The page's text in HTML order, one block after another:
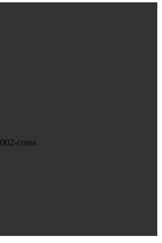
002-coins